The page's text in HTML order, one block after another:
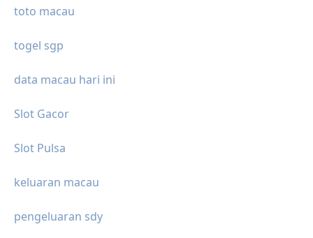
toto macau
togel sgp
data macau hari ini
Slot Gacor
Slot Pulsa
keluaran macau
pengeluaran sdy